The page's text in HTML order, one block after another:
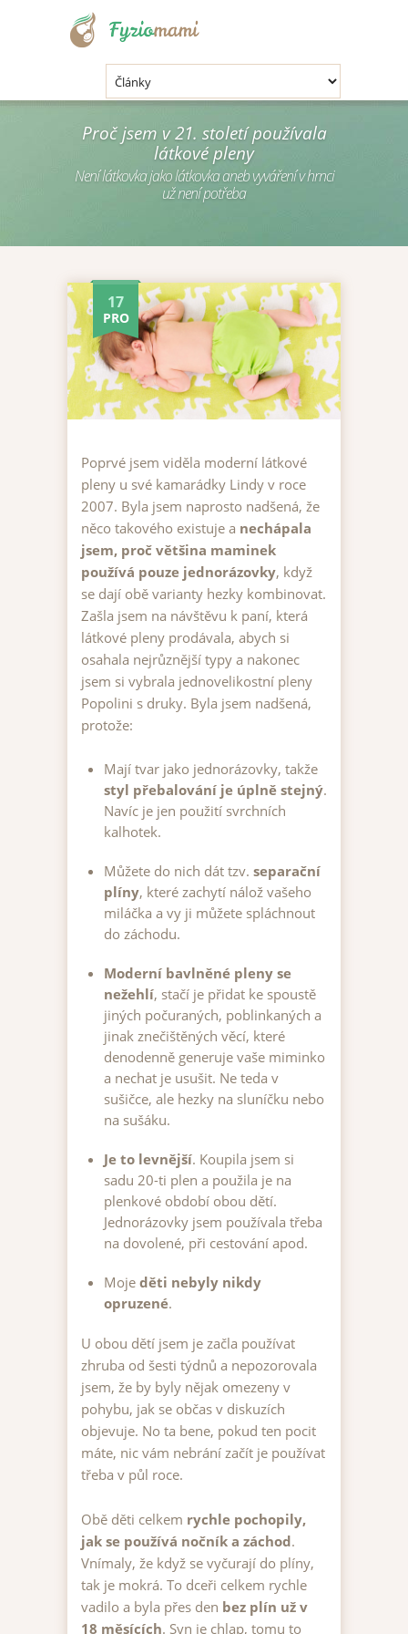
Proč jsem v 21. století používala
látkové pleny
Není látkovka jako látkovka aneb vyváření v hrnci
už není potřeba
17
PRO
Poprvé jsem viděla moderní látkové
pleny u své kamarádky Lindy v roce
2007. Byla jsem naprosto nadšená, že
něco takového existuje a nechápala
jsem, proč většina maminek
používá pouze jednorázovky, když
se dají obě varianty hezky kombinovat.
Zašla jsem na návštěvu k paní, která
látkové pleny prodávala, abych si
osahala nejrůznější typy a nakonec
jsem si vybrala jednovelikostní pleny
Popolini s druky. Byla jsem nadšená,
protože:
Mají tvar jako jednorázovky, takže
styl přebalování je úplně stejný.
Navíc je jen použití svrchních
kalhotek.
Můžete do nich dát tzv. separační
plíny, které zachytí nálož vašeho
miláčka a vy ji můžete spláchnout
do záchodu.
Moderní bavlněné pleny se
nežehlí, stačí je přidat ke spoustě
jiných počuraných, poblinkaných a
jinak znečištěných věcí, které
denodenně generuje vaše miminko
a nechat je usušit. Ne teda v
sušičce, ale hezky na sluníčku nebo
na sušáku.
Je to levnější. Koupila jsem si
sadu 20-ti plen a použila je na
plenkové období obou dětí.
Jednorázovky jsem používala třeba
na dovolené, při cestování apod.
Moje děti nebyly nikdy
opruzené.
U obou dětí jsem je začla používat
zhruba od šesti týdnů a nepozorovala
jsem, že by byly nějak omezeny v
pohybu, jak se občas v diskuzích
objevuje. No ta bene, pokud ten pocit
máte, nic vám nebrání začít je používat
třeba v půl roce.
Obě děti celkem rychle pochopily,
jak se používá nočník a záchod.
Vnímaly, že když se vyčurají do plíny,
tak je mokrá. To dceři celkem rychle
vadilo a byla přes den bez plín už v
18 měsících. Syn je chlap, tomu to